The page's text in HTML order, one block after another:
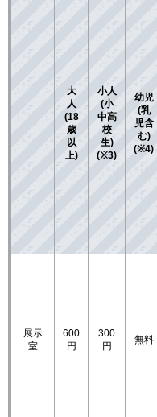
大
人
(18
歳
以
上)
小人
(小
中高
校
生)
(※3)
幼児
(乳
児含
む)
(※4)
展示
室
600
円
300
円
無料